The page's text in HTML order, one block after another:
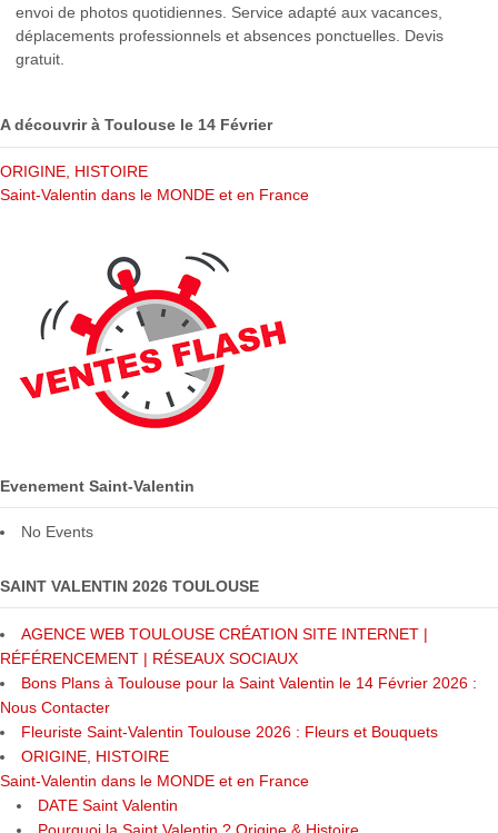
envoi de photos quotidiennes. Service adapté aux vacances,
déplacements professionnels et absences ponctuelles. Devis
gratuit.
A découvrir à Toulouse le 14 Février
ORIGINE, HISTOIRE
Saint-Valentin dans le MONDE et en France
Evenement Saint-Valentin
No Events
SAINT VALENTIN 2026 TOULOUSE
AGENCE WEB TOULOUSE CRÉATION SITE INTERNET |
RÉFÉRENCEMENT | RÉSEAUX SOCIAUX
Bons Plans à Toulouse pour la Saint Valentin le 14 Février 2026 :
Nous Contacter
Fleuriste Saint-Valentin Toulouse 2026 : Fleurs et Bouquets
ORIGINE, HISTOIRE
Saint-Valentin dans le MONDE et en France
DATE Saint Valentin
Pourquoi la Saint Valentin ? Origine & Histoire